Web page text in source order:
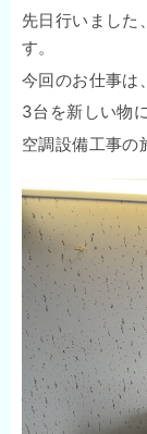
先日行いました
す。
今回のお仕事は
3台を新しい物
空調設備工事の